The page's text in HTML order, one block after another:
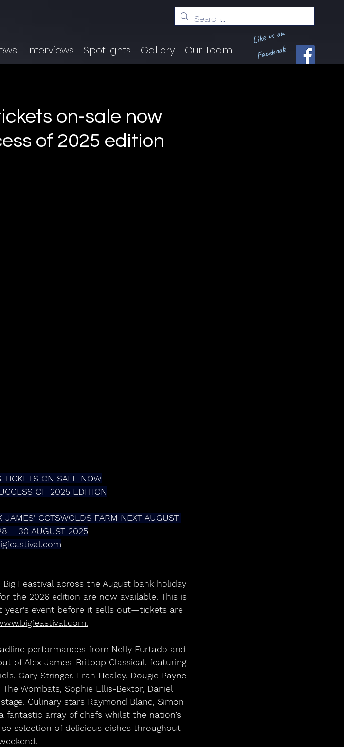
Interviews Spotlights Gallery Our Team
Like us on
Facebook
on-sale now
of 2025 edition
TICKETS ON SALE NOW
OF 2025 EDITION
COTSWOLDS FARM NEXT AUGUST
– 30 AUGUST 2025
Feastival across the August bank holiday
the 2026 edition are now available. This is
event before it sells out—tickets are
performances from Nelly Furtado and
of Alex James’ Britpop Classical, featuring
Gary Stringer, Fran Healey, Dougie Payne
Wombats, Sophie Ellis-Bextor, Daniel
Culinary stars Raymond Blanc, Simon
fantastic array of chefs whilst the nation’s
selection of delicious dishes throughout